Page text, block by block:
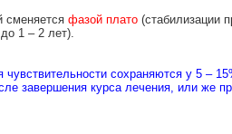
сменяется фазой плато (стабилизации
1 – 2 лет).
сохраняются у 5 –
завершения курса лечения, или же